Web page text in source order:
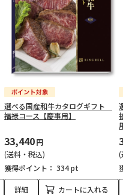
選べる国産和牛カタログギフト
福禄コース【慶事用】
33,440円
(送料・税込)
獲得ポイント： 334 pt
詳細 カートに入れる